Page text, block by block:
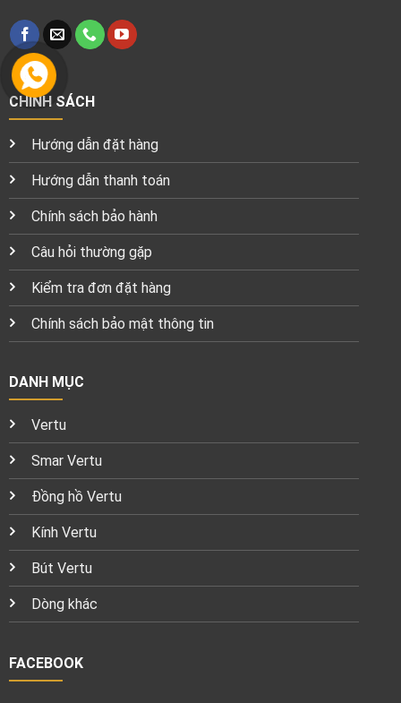
CHÍNH SÁCH
Hướng dẫn đặt hàng
Hướng dẫn thanh toán
Chính sách bảo hành
Câu hỏi thường gặp
Kiểm tra đơn đặt hàng
Chính sách bảo mật thông tin
DANH MỤC
Vertu
Smar Vertu
Đồng hồ Vertu
Kính Vertu
Bút Vertu
Dòng khác
FACEBOOK